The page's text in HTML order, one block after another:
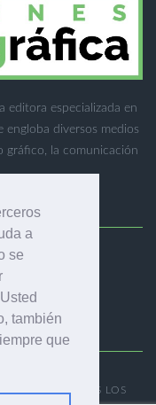
a
se
también
que
editora especializada en
engloba diversos medios
gráfico, la comunicación
- TODOS LOS